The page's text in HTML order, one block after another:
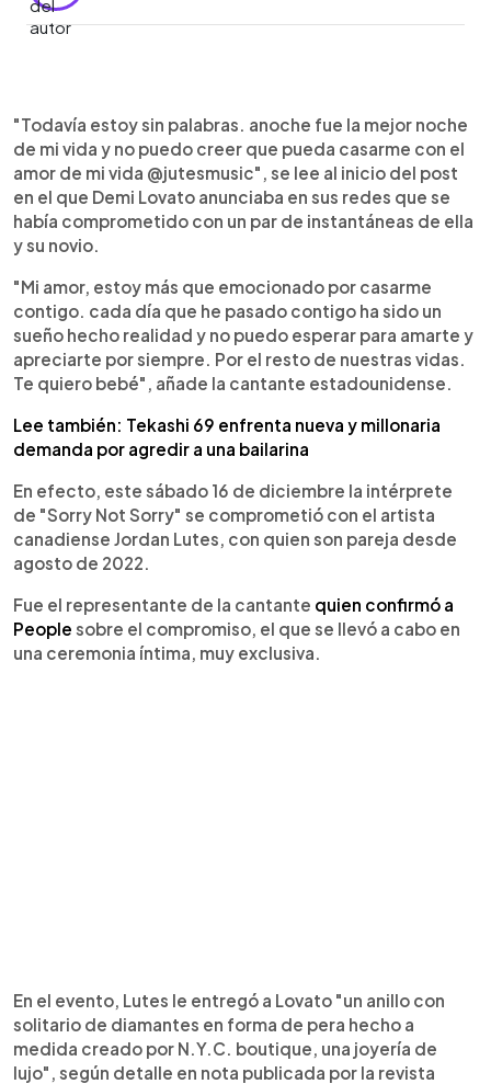
► Escuchar artículo
"Todavía estoy sin palabras. anoche fue la mejor noche
de mi vida y no puedo creer que pueda casarme con el
amor de mi vida @jutesmusic", se lee al inicio del post
en el que Demi Lovato anunciaba en sus redes que se
había comprometido con un par de instantáneas de ella
y su novio.
"Mi amor, estoy más que emocionado por casarme
contigo. cada día que he pasado contigo ha sido un
sueño hecho realidad y no puedo esperar para amarte y
apreciarte por siempre. Por el resto de nuestras vidas.
Te quiero bebé", añade la cantante estadounidense.
Lee también: Tekashi 69 enfrenta nueva y millonaria
demanda por agredir a una bailarina
En efecto, este sábado 16 de diciembre la intérprete
de "Sorry Not Sorry" se comprometió con el artista
canadiense Jordan Lutes, con quien son pareja desde
agosto de 2022.
Fue el representante de la cantante quien confirmó a
People sobre el compromiso, el que se llevó a cabo en
una ceremonia íntima, muy exclusiva.
En el evento, Lutes le entregó a Lovato "un anillo con
solitario de diamantes en forma de pera hecho a
medida creado por N.Y.C. boutique, una joyería de
lujo", según detalle en nota publicada por la revista